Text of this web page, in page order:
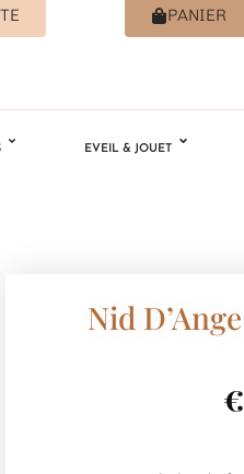
PANIER
EVEIL & JOUET
Nid
€